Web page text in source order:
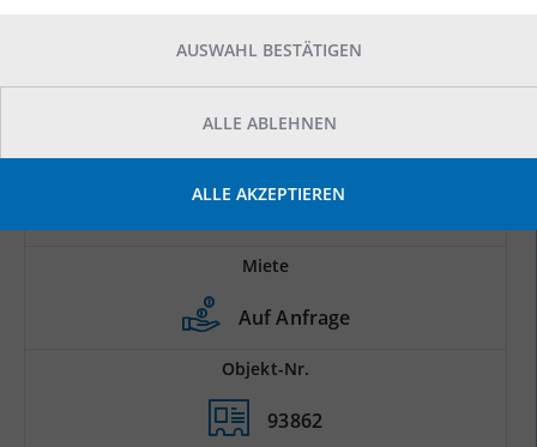
Prod.-/Lagerfläche
Miete
Auf Anfrage
Objekt-Nr.
93862
AUSWAHL BESTÄTIGEN
ALLE ABLEHNEN
ALLE AKZEPTIEREN